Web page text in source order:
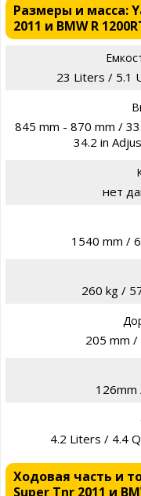
Размеры и масса:
2011 и BMW R
23 Liters / 5.1
845 mm - 870 mm /
34.2 in
нет
1540 mm /
260 kg /
205 mm /
126mm
4.2 Liters / 4.4
Ходовая часть и
Super Tnr 2011 и